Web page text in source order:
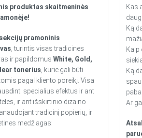
produktas skaitmeninės
pramoninis
, turintis visas tradicines
ir papildomus White, Gold,
tonerius , kurie gali būti
pagal kliento poreikį. Visa
specialius efektus ir ant
ir ant išskirtinio dizaino
tradicinį popierių, ir
medžiagas:
Kas
Ką
Kaip
Ką
Ar